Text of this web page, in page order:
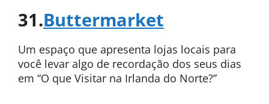
31.Buttermarket
Um espaço que apresenta lojas locais para
você levar algo de recordação dos seus dias
em “O que Visitar na Irlanda do Norte?”